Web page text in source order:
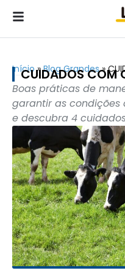
Início»Blog Grandes»
CUIDADOS COM
Boas práticas de
garantir as condições
e descubra 4